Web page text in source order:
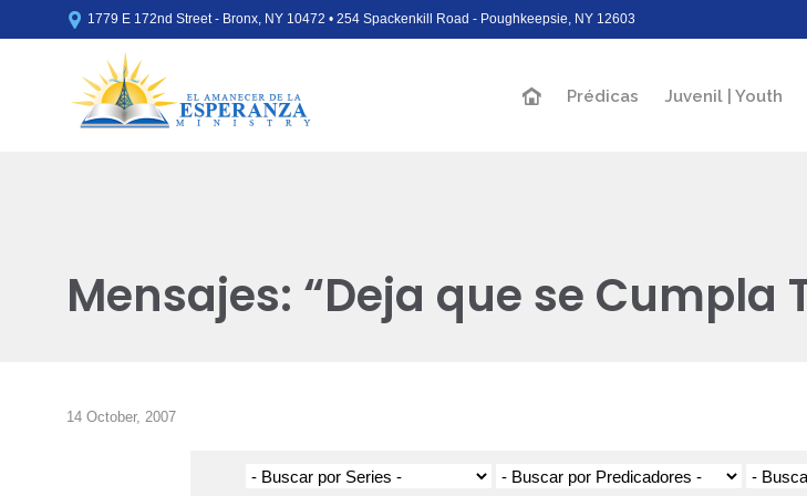
 1779 E 172nd Street - Bronx, NY 10472 • 254 Spackenkill Road - Poughkeepsie, NY 12603
Prédicas Juvenil | Youth
Mensajes: “Deja que se Cumpla
14 October, 2007